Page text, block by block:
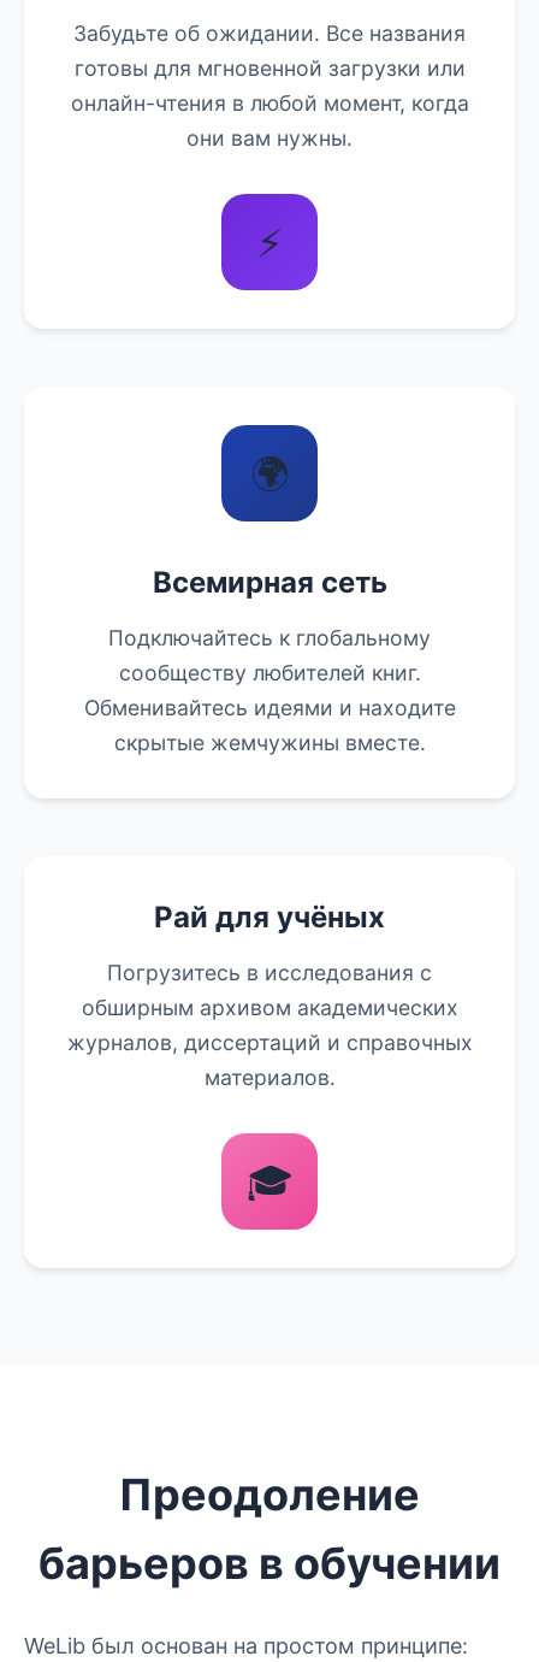
Забудьте об ожидании. Все названия
готовы для мгновенной загрузки или
онлайн-чтения в любой момент, когда
они вам нужны.
⚡
🌍
Всемирная сеть
Подключайтесь к глобальному
сообществу любителей книг.
Обменивайтесь идеями и находите
скрытые жемчужины вместе.
Рай для учёных
Погрузитесь в исследования с
обширным архивом академических
журналов, диссертаций и справочных
материалов.
🎓
Преодоление
барьеров в обучении
WeLib был основан на простом принципе: